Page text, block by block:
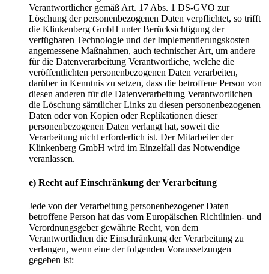
Verantwortlicher gemäß Art. 17 Abs. 1 DS-GVO zur
Löschung der personenbezogenen Daten verpflichtet, so trifft
die Klinkenberg GmbH unter Berücksichtigung der
verfügbaren Technologie und der Implementierungskosten
angemessene Maßnahmen, auch technischer Art, um andere
für die Datenverarbeitung Verantwortliche, welche die
veröffentlichten personenbezogenen Daten verarbeiten,
darüber in Kenntnis zu setzen, dass die betroffene Person von
diesen anderen für die Datenverarbeitung Verantwortlichen
die Löschung sämtlicher Links zu diesen personenbezogenen
Daten oder von Kopien oder Replikationen dieser
personenbezogenen Daten verlangt hat, soweit die
Verarbeitung nicht erforderlich ist. Der Mitarbeiter der
Klinkenberg GmbH wird im Einzelfall das Notwendige
veranlassen.
e) Recht auf Einschränkung der Verarbeitung
Jede von der Verarbeitung personenbezogener Daten
betroffene Person hat das vom Europäischen Richtlinien- und
Verordnungsgeber gewährte Recht, von dem
Verantwortlichen die Einschränkung der Verarbeitung zu
verlangen, wenn eine der folgenden Voraussetzungen
gegeben ist: